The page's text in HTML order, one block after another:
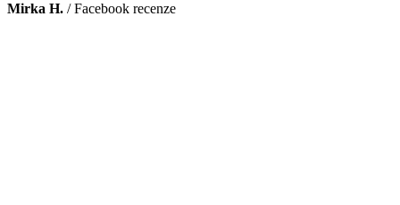
Mirka H. /Facebook recenze